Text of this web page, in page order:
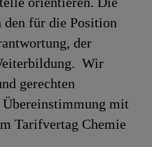
den für die Position
der
Wir
gerechten
mit
Tarifvertag Chemie